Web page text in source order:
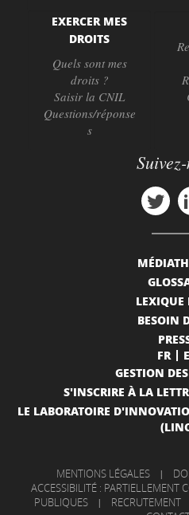
EXERCER MES
DROITS
Quels sont mes
droits ?
Saisir la CNIL
Questions/réponse
s
LEXIQUE
BESOIN
FR
GESTION
S'INSCRIRE À LA
LE LABORATOIRE
MENTIONS LÉGALES |
ACCESSIBILITÉ : PARTIELLEMENT
PUBLIQUES
| RECRUTEMENT